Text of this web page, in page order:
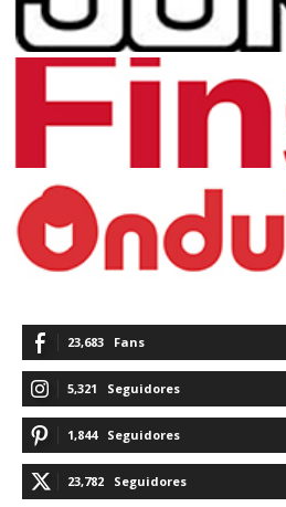
23,683 Fans
5,321 Seguidores
1,844 Seguidores
23,782 Seguidores